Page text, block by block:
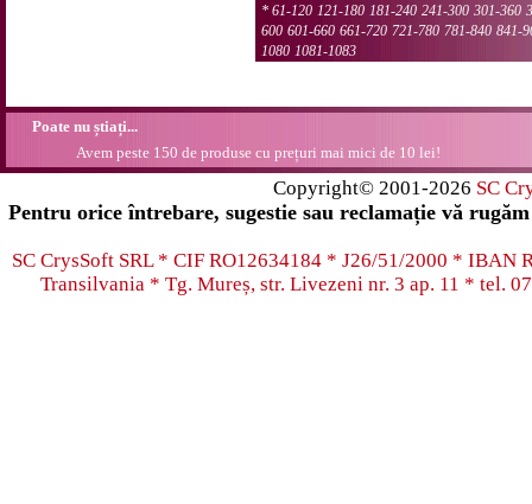
* 61-120 121-180 181-240 241-300 301-360
600 601-660 661-720 721-780 781-840 841-
1080 1081-1083
Poate nu știați...
Avem peste 150 de produse cu prețuri mai mici de 10 lei!
Copyright© 2001-2026 SC
Pentru orice întrebare, sugestie sau reclamație vă
SC CrysSoft SRL * CIF RO12634184 * J26/51/2000 * IBAN
Transilvania * Tg. Mureș, str. Livezeni nr. 3 ap. 11 * tel.